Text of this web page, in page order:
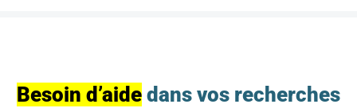
Besoin d’aide dans vos recherches